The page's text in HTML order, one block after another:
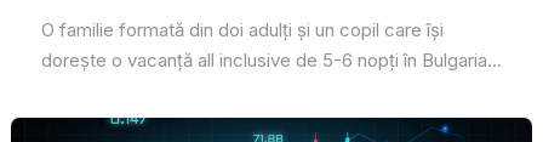
O familie formată din doi adulți și un copil care își
dorește o vacanță all inclusive de 5-6 nopți în Bulgaria...